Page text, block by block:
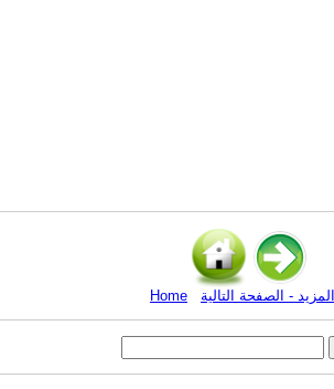
Home المزيد - الصفحة التالية